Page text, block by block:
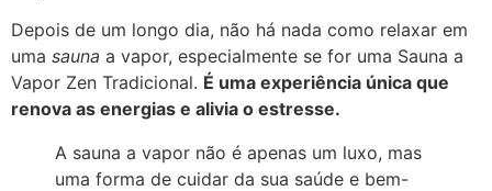
Depois de um longo dia, não há nada como relaxar em
uma sauna a vapor, especialmente se for uma Sauna a
Vapor Zen Tradicional. É uma experiência única que
renova as energias e alivia o estresse.
A sauna a vapor não é apenas um luxo, mas
uma forma de cuidar da sua saúde e bem-